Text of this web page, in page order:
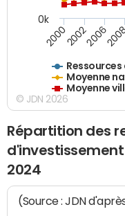
Moyenne
Moyenne
200020022006
0k
© JDN 2026
Répartition des
2024
(Source : JDN